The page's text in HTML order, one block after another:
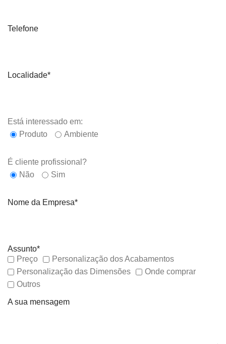
Telefone
Localidade*
Está interessado em:
Produto
Ambiente
É cliente profissional?
Não
Sim
Nome da Empresa*
Assunto*
Preço
Personalização dos Acabamentos
Personalização das Dimensões
Onde comprar
Outros
A sua mensagem